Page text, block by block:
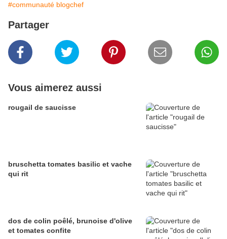
#communauté blogchef
Partager
Vous aimerez aussi
rougail de saucisse
bruschetta tomates basilic et vache
qui rit
dos de colin poêlé, brunoise d'olive
et tomates confite